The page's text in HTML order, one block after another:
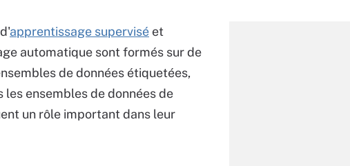
apprentissage supervisé et
automatique sont formés sur de
de données étiquetées,
les ensembles de données de
un rôle important dans leur